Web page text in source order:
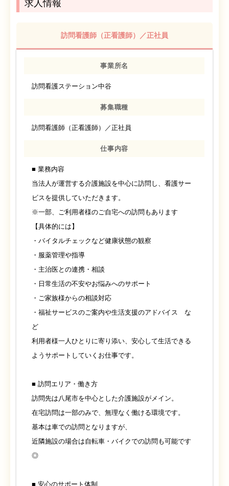
求人情報
訪問看護師（正看護師）／正社員
事業所名
訪問看護ステーション中谷
募集職種
訪問看護師（正看護師）／正社員
仕事内容
■ 業務内容
当法人が運営する介護施設を中心に訪問し、看護サー
ビスを提供していただきます。
※一部、ご利用者様のご自宅への訪問もあります
【具体的には】
・バイタルチェックなど健康状態の観察
・服薬管理や指導
・主治医との連携・相談
・日常生活の不安やお悩みへのサポート
・ご家族様からの相談対応
・福祉サービスのご案内や生活支援のアドバイス な
ど
利用者様一人ひとりに寄り添い、安心して生活できる
ようサポートしていくお仕事です。
■ 訪問エリア・働き方
訪問先は八尾市を中心とした介護施設がメイン。
在宅訪問は一部のみで、無理なく働ける環境です。
基本は車での訪問となりますが、
近隣施設の場合は自転車・バイクでの訪問も可能です
◎
■ 安心のサポート体制